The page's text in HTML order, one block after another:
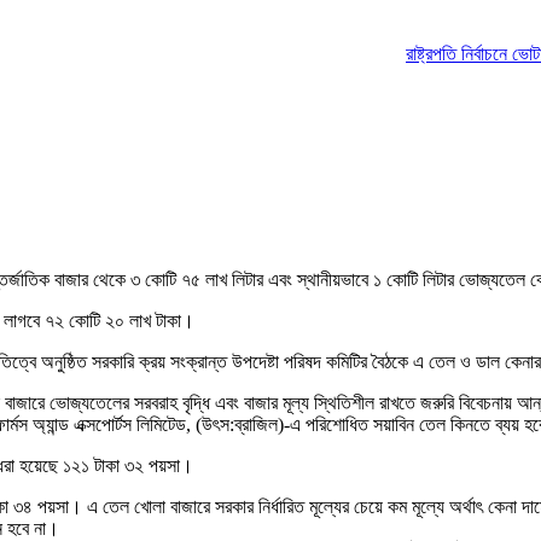
রাষ্ট্রপতি নির্বাচনে ভোটার
বাজার থেকে ৩ কোটি ৭৫ লাখ লিটার এবং স্থানীয়ভাবে ১ কোটি লিটার
৭২ কোটি ২০ লাখ টাকা।
অনুষ্ঠিত সরকারি ক্রয় সংক্রান্ত উপদেষ্টা পরিষদ কমিটির বৈঠকে এ তেল ও ডাল
ভোজ্যতেলের সরবরাহ বৃদ্ধি এবং বাজার মূল্য স্থিতিশীল রাখতে জরুরি বিবেচনায়
অ্যান্ড এক্সপোর্টস লিমিটেড, (উৎস:ব্রাজিল)-এ পরিশোধিত সয়াবিন তেল কিনতে
হয়েছে ১২১ টাকা ৩২ পয়সা।
পয়সা। এ তেল খোলা বাজারে সরকার নির্ধারিত মূল্যের চেয়ে কম মূল্যে অর্থাৎ কেনা
না।